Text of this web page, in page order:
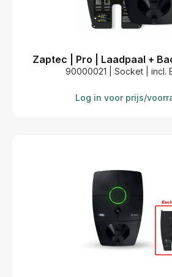
Zaptec | Pro | Laadpaal +
90000021 | Socket | incl.
Log in voor prijs/